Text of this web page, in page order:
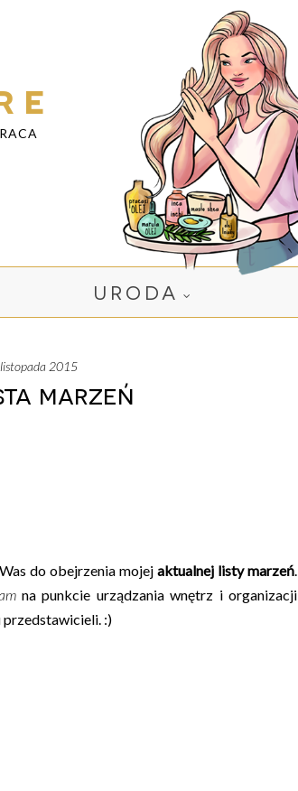
URODA
listopada 2015
marzeń
do obejrzenia mojejaktualnej listy marzeń.
na punkcie urządzania wnętrz i organizacji
przedstawicieli. :)